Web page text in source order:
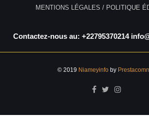
MENTIONS LÉGALES / POLITIQUE
Contactez-nous au: +22795370214
© 2019 Niameyinfo by